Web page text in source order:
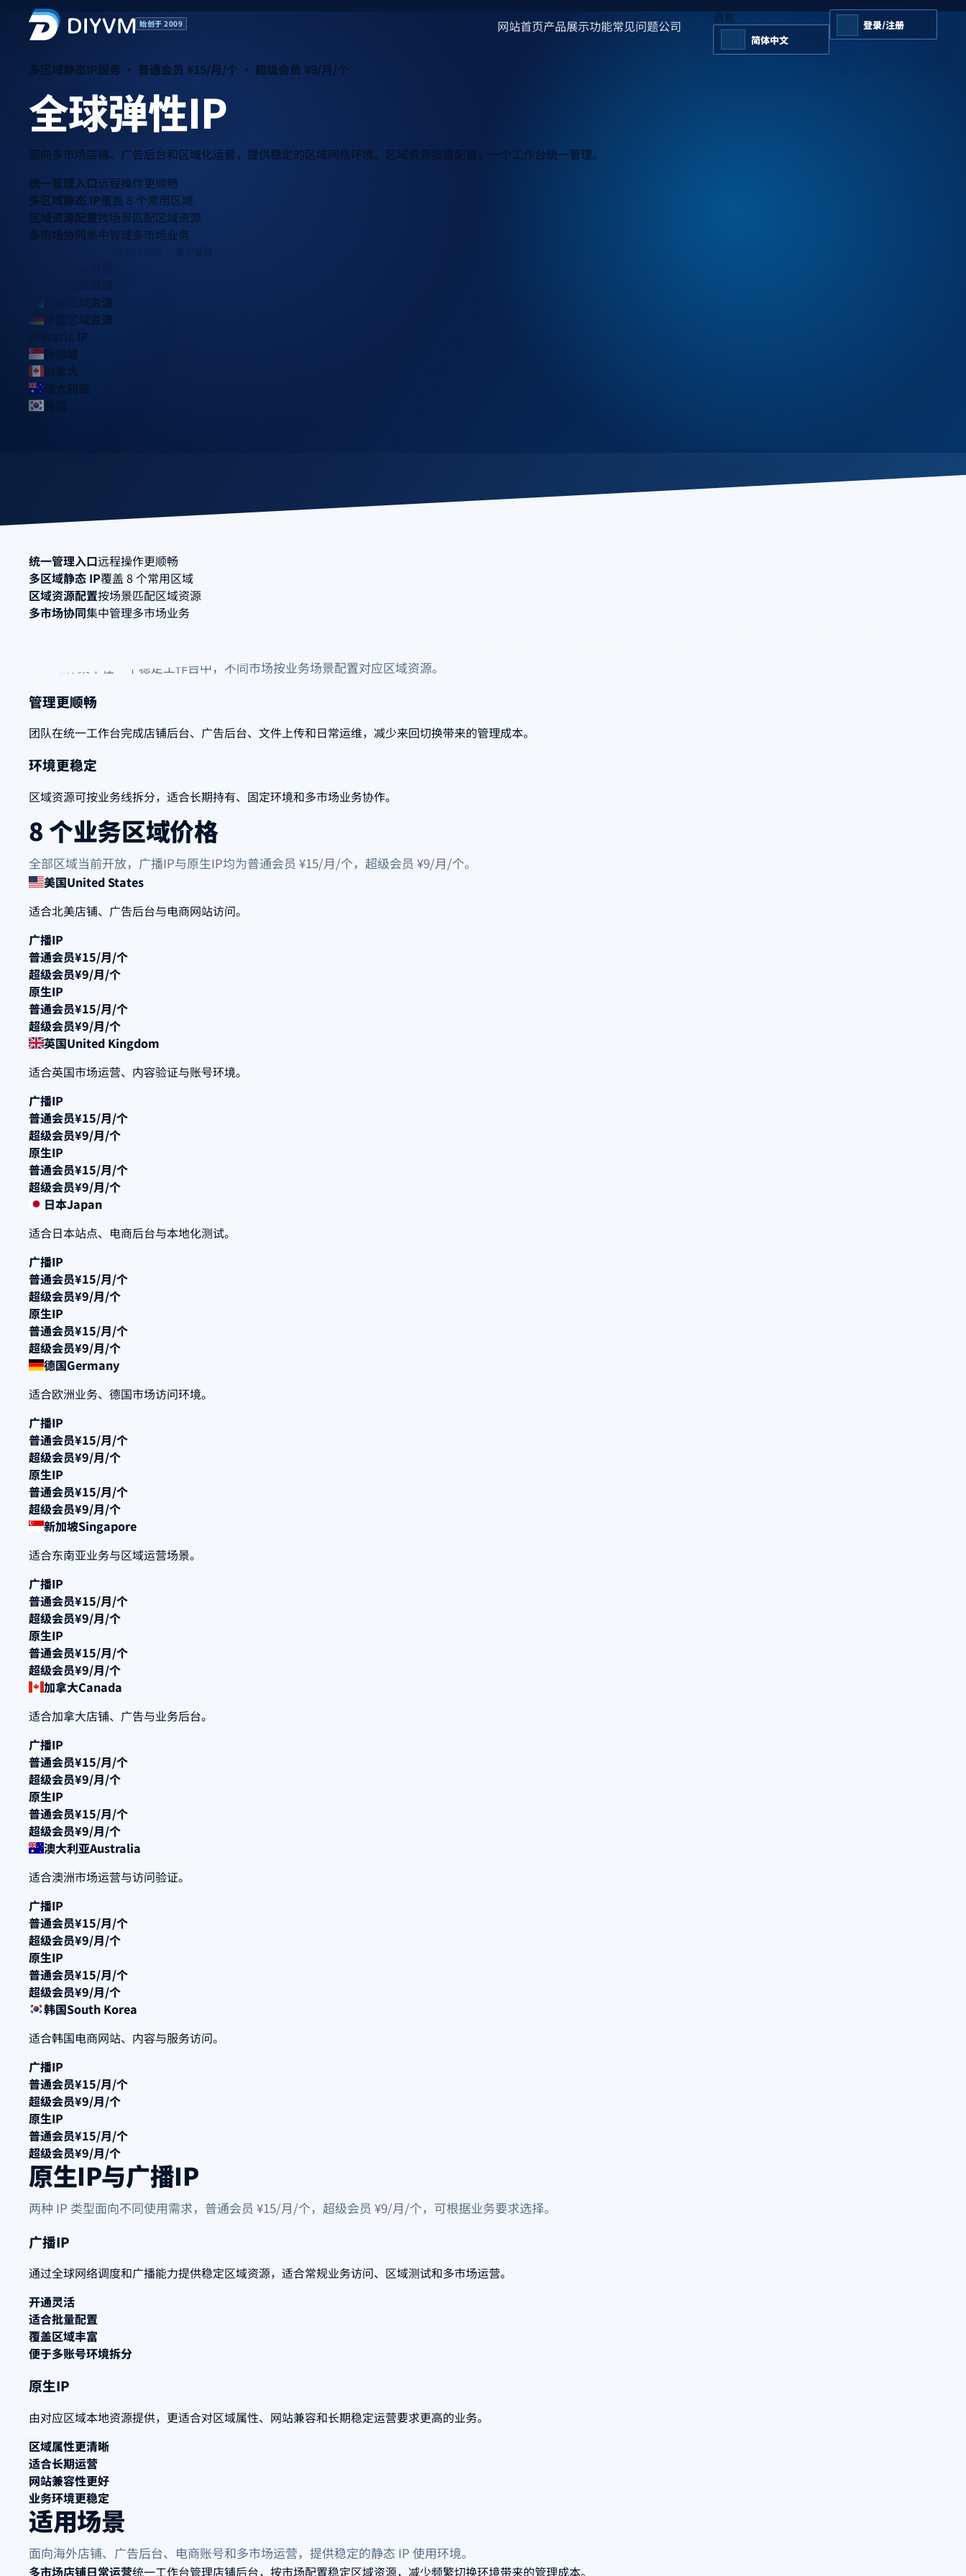
始创于 2009 网站首页产品展示功能常见问题公司 语言
简体中文
登录/注册
多区域静态IP服务 · 普通会员 ¥15/月/个 · 超级会员 ¥9/月/个
全球弹性IP
面向多市场店铺、广告后台和区域化运营，提供稳定的区域网络环境。区域资源按需配置，一个工作台统一管理。
统一管理入口远程操作更顺畅
多区域静态 IP覆盖 8 个常用区域
区域资源配置按场景匹配区域资源
多市场协同集中管理多市场业务
操作顺畅 · 集中管理
英国区域资源
日本区域资源
德国区域资源
Static IP
新加坡
加拿大
澳大利亚
统一管理入口远程操作更顺畅
多区域静态 IP覆盖 8 个常用区域
区域资源配置按场景匹配区域资源
多市场协同集中管理多市场业务
日常操作集中在一个稳定工作台中，不同市场按业务场景配置对应区域资源。
管理更顺畅
团队在统一工作台完成店铺后台、广告后台、文件上传和日常运维，减少来回切换带来的管理成本。
环境更稳定
区域资源可按业务线拆分，适合长期持有、固定环境和多市场业务协作。
8 个业务区域价格
全部区域当前开放，广播IP与原生IP均为普通会员 ¥15/月/个，超级会员 ¥9/月/个。
美国United States
适合北美店铺、广告后台与电商网站访问。
广播IP
普通会员¥15/月/个
超级会员¥9/月/个
原生IP
普通会员¥15/月/个
超级会员¥9/月/个
英国United Kingdom
适合英国市场运营、内容验证与账号环境。
广播IP
普通会员¥15/月/个
超级会员¥9/月/个
原生IP
普通会员¥15/月/个
超级会员¥9/月/个
日本Japan
适合日本站点、电商后台与本地化测试。
广播IP
普通会员¥15/月/个
超级会员¥9/月/个
原生IP
普通会员¥15/月/个
超级会员¥9/月/个
德国Germany
适合欧洲业务、德国市场访问环境。
广播IP
普通会员¥15/月/个
超级会员¥9/月/个
原生IP
普通会员¥15/月/个
超级会员¥9/月/个
新加坡Singapore
适合东南亚业务与区域运营场景。
广播IP
普通会员¥15/月/个
超级会员¥9/月/个
原生IP
普通会员¥15/月/个
超级会员¥9/月/个
加拿大Canada
适合加拿大店铺、广告与业务后台。
广播IP
普通会员¥15/月/个
超级会员¥9/月/个
原生IP
普通会员¥15/月/个
超级会员¥9/月/个
澳大利亚Australia
适合澳洲市场运营与访问验证。
广播IP
普通会员¥15/月/个
超级会员¥9/月/个
原生IP
普通会员¥15/月/个
超级会员¥9/月/个
韩国South Korea
适合韩国电商网站、内容与服务访问。
广播IP
普通会员¥15/月/个
超级会员¥9/月/个
原生IP
普通会员¥15/月/个
超级会员¥9/月/个
原生IP与广播IP
两种 IP 类型面向不同使用需求，普通会员 ¥15/月/个，超级会员 ¥9/月/个，可根据业务要求选择。
广播IP
通过全球网络调度和广播能力提供稳定区域资源，适合常规业务访问、区域测试和多市场运营。
开通灵活
适合批量配置
覆盖区域丰富
便于多账号环境拆分
原生IP
由对应区域本地资源提供，更适合对区域属性、网站兼容和长期稳定运营要求更高的业务。
区域属性更清晰
适合长期运营
网站兼容性更好
业务环境更稳定
适用场景
面向海外店铺、广告后台、电商账号和多市场运营，提供稳定的静态 IP 使用环境。
多市场店铺日常运营统一工作台管理店铺后台，按市场配置稳定区域资源，减少频繁切换环境带来的管理成本。